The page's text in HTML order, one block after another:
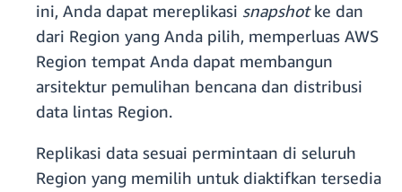
ini, Anda dapat mereplikasi snapshotke dan
dari Region yang Anda pilih, memperluas AWS
Region tempat Anda dapat membangun
arsitektur pemulihan bencana dan distribusi
data lintas Region.
Replikasi data sesuai permintaan di seluruh
Region yang memilih untuk diaktifkan tersedia